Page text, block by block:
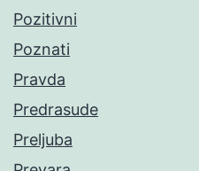
Pozitivni
Poznati
Pravda
Predrasude
Preljuba